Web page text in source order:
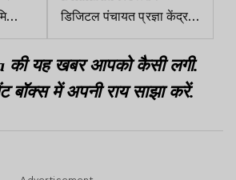
डिजिटल पंचायत प्रज्ञा केंद्र
संचालकों ने मांगों को लेकर
दिया धरना
की यह खबर आपको कैसी लगी.
बॉक्स में अपनी राय साझा करें.